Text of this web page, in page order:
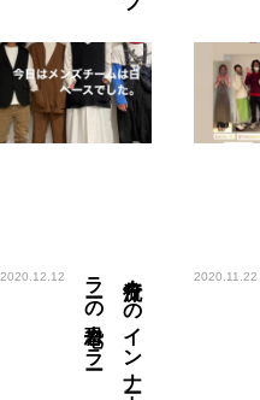
2020.12.12 今流行り
の
イ
ン
ナ
ーカ
ラ
ーの
恐竜カ
ラ
ー 2020.11.22